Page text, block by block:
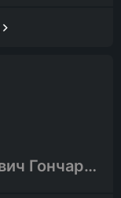
Иван Александрович Гончаров